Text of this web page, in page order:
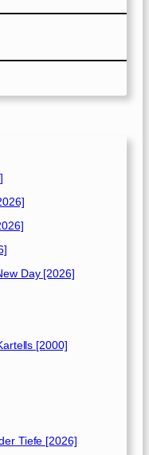
Day [2026]
[2000]
Tiefe [2026]